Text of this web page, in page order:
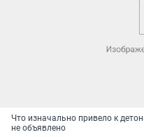
Что изначально привело к
не объявлено